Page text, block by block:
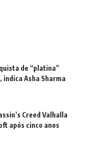
de “platina”
indica Asha Sharma
Creed Valhalla
após cinco anos